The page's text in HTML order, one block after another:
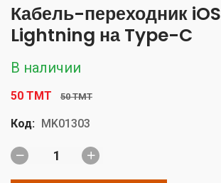
Кабель-переходник iOS
Lightning на Type-C
В наличии
50 TMT 50 TMT
Код: MK01303